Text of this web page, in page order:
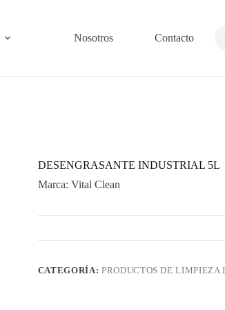
Nosotros Contacto
DESENGRASANTE INDUSTRIAL 5L
Marca: Vital Clean
CATEGORÍA: PRODUCTOS DE LIMPIEZA